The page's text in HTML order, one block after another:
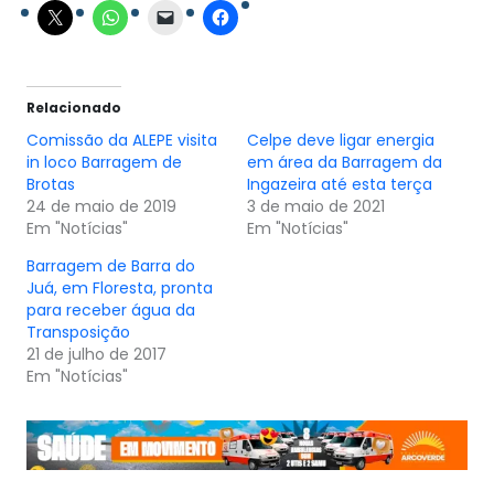
Relacionado
Comissão da ALEPE visita
in loco Barragem de
Brotas
24 de maio de 2019
Em "Notícias"
Celpe deve ligar energia
em área da Barragem da
Ingazeira até esta terça
3 de maio de 2021
Em "Notícias"
Barragem de Barra do
Juá, em Floresta, pronta
para receber água da
Transposição
21 de julho de 2017
Em "Notícias"